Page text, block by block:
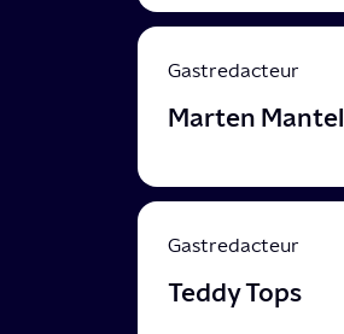
Gastredacteur
Marten Mantel
Gastredacteur
Teddy Tops